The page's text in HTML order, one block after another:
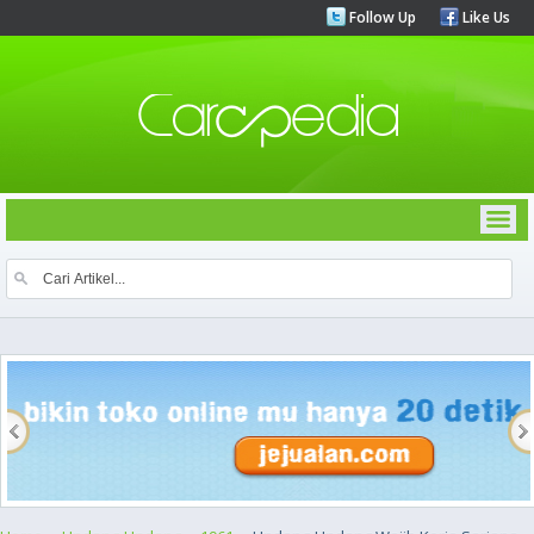
Follow Up Like Us